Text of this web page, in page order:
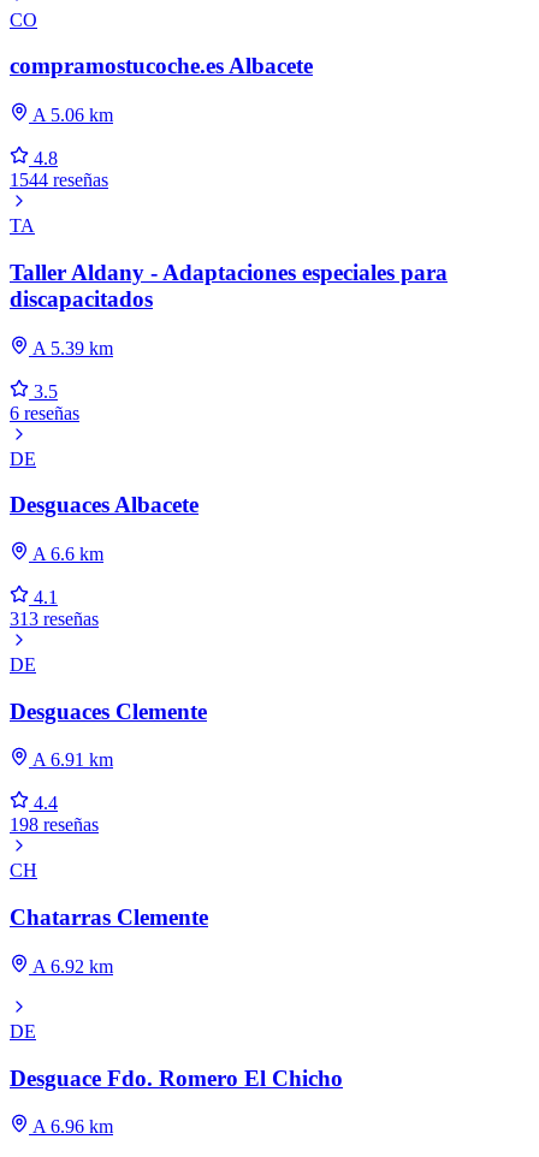
CO
compramostucoche.es Albacete
A 5.06 km
4.8
1544 reseñas
TA
Taller Aldany - Adaptaciones especiales para
discapacitados
A 5.39 km
3.5
6 reseñas
DE
Desguaces Albacete
A 6.6 km
4.1
313 reseñas
DE
Desguaces Clemente
A 6.91 km
4.4
198 reseñas
CH
Chatarras Clemente
A 6.92 km
DE
Desguace Fdo. Romero El Chicho
A 6.96 km